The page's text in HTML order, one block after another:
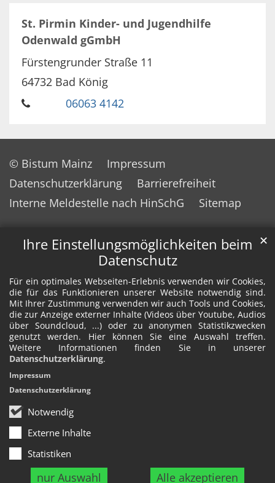
Ihre Einstellungsmöglichkeiten beim
Datenschutz
Für ein optimales Webseiten-Erlebnis verwenden wir Cookies,
die für das Funktionieren unserer Website notwendig sind.
Mit Ihrer Zustimmung verwenden wir auch Tools und Cookies,
die zur Anzeige externer Inhalte (Videos über Youtube, Audios
über Soundcloud, ...) oder zu anonymen Statistikzwecken
genutzt werden. Hier können Sie eine Auswahl treffen.
Weitere Informationen finden Sie in unserer
Datenschutzerklärung.
Notwendig
Externe Inhalte
Statistiken
nur Auswahl Alle akzeptieren
✕
Impressum
Datenschutzerklärung
St. Pirmin Kinder- und Jugendhilfe
Odenwald gGmbH
Fürstengrunder Straße 11
64732 Bad König
06063 4142
© Bistum Mainz
Impressum
Datenschutzerklärung
Barrierefreiheit
Interne Meldestelle nach HinSchG
Sitemap